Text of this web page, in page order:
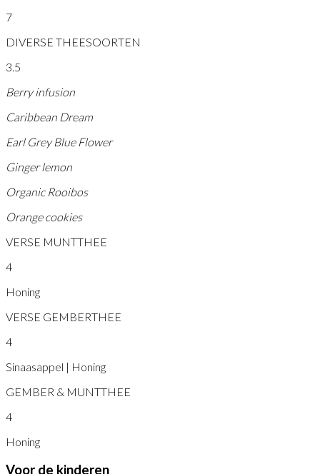
7
DIVERSE THEESOORTEN
3.5
Berry infusion
Caribbean Dream
Earl Grey Blue Flower
Ginger lemon
Organic Rooibos
Orange cookies
VERSE MUNTTHEE
4
Honing
VERSE GEMBERTHEE
4
Sinaasappel | Honing
GEMBER & MUNTTHEE
4
Honing
Voor de kinderen